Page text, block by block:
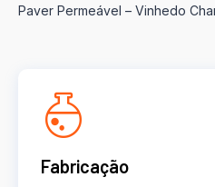
Paver Permeável – Vinhedo
Fabricação